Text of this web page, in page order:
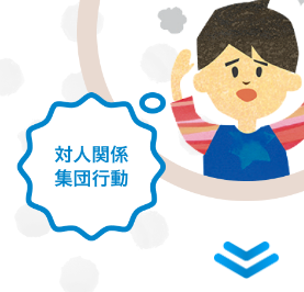
お子さまのやる気を引
保護者さまのストレス
子育ての工夫を学ぶこと
よくある質問
ペアレントトレーニングを受講するとど
お子さまに対する適切な関わり方がわか
り、怒る回数が減る、ということが研究を
た、これまで1500名以上の方が受講され
が減った」「今まで何回言ってもやってく